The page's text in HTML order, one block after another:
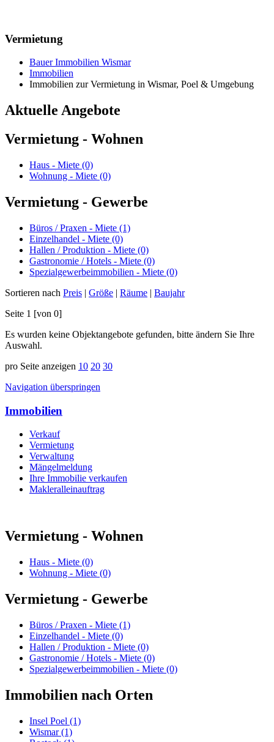
Vermietung
Bauer Immobilien Wismar
Immobilien
Immobilien zur Vermietung in Wismar, Poel & Umgebung
Aktuelle Angebote
Vermietung - Wohnen
Haus - Miete (0)
Wohnung - Miete (0)
Vermietung - Gewerbe
Büros / Praxen - Miete (1)
Einzelhandel - Miete (0)
Hallen / Produktion - Miete (0)
Gastronomie / Hotels - Miete (0)
Spezialgewerbeimmobilien - Miete (0)
Sortieren nach Preis | Größe | Räume | Baujahr
Seite 1 [von 0]
Es wurden keine Objektangebote gefunden, bitte ändern Sie Ihre
Auswahl.
pro Seite anzeigen 10 20 30
Navigation überspringen
Immobilien
Verkauf
Vermietung
Verwaltung
Mängelmeldung
Ihre Immobilie verkaufen
Makleralleinauftrag
Vermietung - Wohnen
Haus - Miete (0)
Wohnung - Miete (0)
Vermietung - Gewerbe
Büros / Praxen - Miete (1)
Einzelhandel - Miete (0)
Hallen / Produktion - Miete (0)
Gastronomie / Hotels - Miete (0)
Spezialgewerbeimmobilien - Miete (0)
Immobilien nach Orten
Insel Poel (1)
Wismar (1)